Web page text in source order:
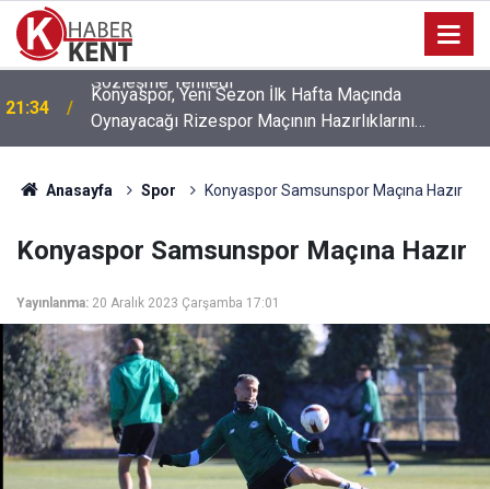
21:34
Konyaspor, Yeni Sezon İlk Hafta Maçında
Oynayacağı Rizespor Maçının Hazırlıklarını
Sürdürdü
Anasayfa Spor Konyaspor Samsunspor Maçına Hazır
Konyaspor Samsunspor Maçına Hazır
Yayınlanma: 20 Aralık 2023 Çarşamba 17:01